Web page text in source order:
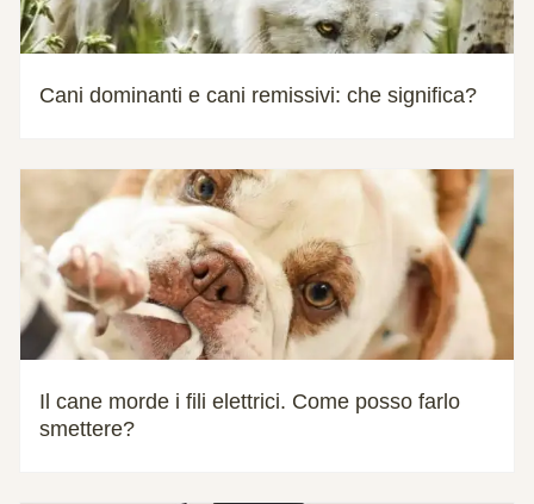
Cani dominanti e cani remissivi: che significa?
Il cane morde i fili elettrici. Come posso farlo
smettere?